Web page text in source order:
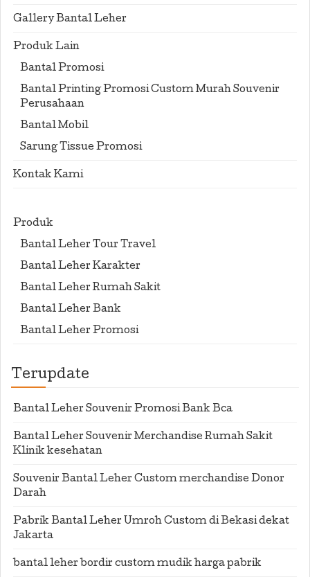
Gallery Bantal Leher
Produk Lain
Bantal Promosi
Bantal Printing Promosi Custom Murah Souvenir
Perusahaan
Bantal Mobil
Sarung Tissue Promosi
Kontak Kami
Produk
Bantal Leher Tour Travel
Bantal Leher Karakter
Bantal Leher Rumah Sakit
Bantal Leher Bank
Bantal Leher Promosi
Terupdate
Bantal Leher Souvenir Promosi Bank Bca
Bantal Leher Souvenir Merchandise Rumah Sakit
Klinik kesehatan
Souvenir Bantal Leher Custom merchandise Donor
Darah
Pabrik Bantal Leher Umroh Custom di Bekasi dekat
Jakarta
bantal leher bordir custom mudik harga pabrik